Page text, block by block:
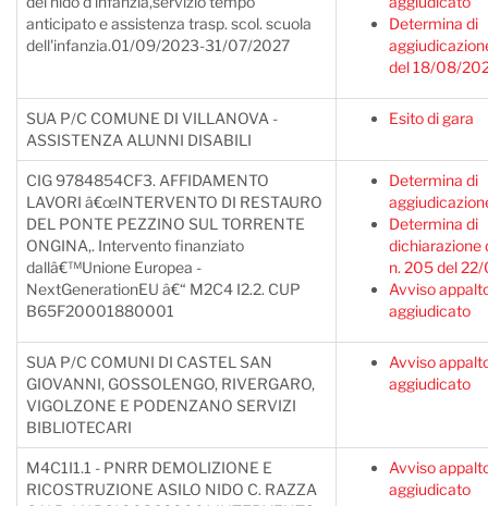
anticipato e assistenza trasp. scol. scuola
dell'infanzia.01/09/2023-31/07/2027
Determina di
del 18/08/
SUA P/C COMUNE DI VILLANOVA -
ASSISTENZA ALUNNI DISABILI
Esito di gara
CIG 9784854CF3. AFFIDAMENTO
LAVORI â€œINTERVENTO DI RESTAURO
DEL PONTE PEZZINO SUL TORRENTE
ONGINA,. Intervento finanziato
dallâ€™Unione Europea -
NextGenerationEU â€“ M2C4 I2.2. CUP
B65F20001880001
Determina di
Determina di
dichiarazione
n. 205 del
Avviso
aggiudicato
SUA P/C COMUNI DI CASTEL SAN
GIOVANNI, GOSSOLENGO, RIVERGARO,
VIGOLZONE E PODENZANO SERVIZI
BIBLIOTECARI
Avviso
aggiudicato
M4C1I1.1 - PNRR DEMOLIZIONE E
RICOSTRUZIONE ASILO NIDO C. RAZZA
Avviso
aggiudicato